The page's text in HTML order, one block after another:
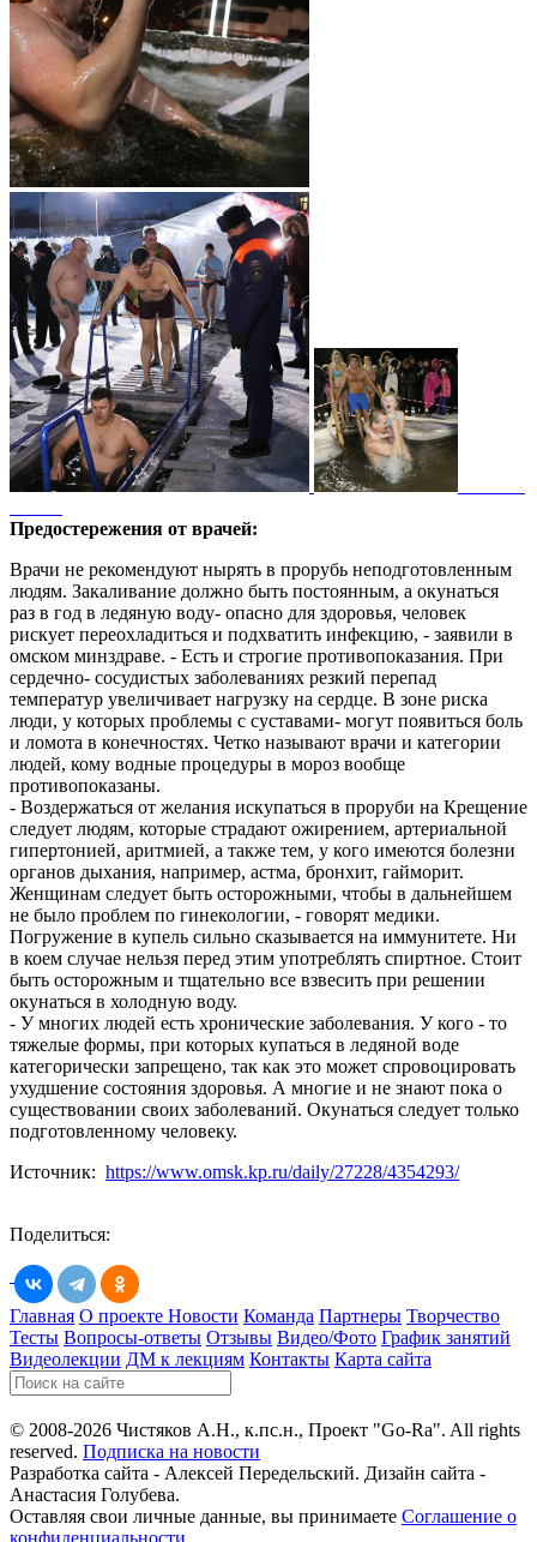
Предостережения от врачей:
Врачи не рекомендуют нырять в прорубь неподготовленным
людям. Закаливание должно быть постоянным, а окунаться
раз в год в ледяную воду- опасно для здоровья, человек
рискует переохладиться и подхватить инфекцию, - заявили в
омском минздраве. - Есть и строгие противопоказания. При
сердечно- сосудистых заболеваниях резкий перепад
температур увеличивает нагрузку на сердце. В зоне риска
люди, у которых проблемы с суставами- могут появиться боль
и ломота в конечностях. Четко называют врачи и категории
людей, кому водные процедуры в мороз вообще
противопоказаны.
- Воздержаться от желания искупаться в проруби на Крещение
следует людям, которые страдают ожирением, артериальной
гипертонией, аритмией, а также тем, у кого имеются болезни
органов дыхания, например, астма, бронхит, гайморит.
Женщинам следует быть осторожными, чтобы в дальнейшем
не было проблем по гинекологии, - говорят медики.
Погружение в купель сильно сказывается на иммунитете. Ни
в коем случае нельзя перед этим употреблять спиртное. Стоит
быть осторожным и тщательно все взвесить при решении
окунаться в холодную воду.
- У многих людей есть хронические заболевания. У кого - то
тяжелые формы, при которых купаться в ледяной воде
категорически запрещено, так как это может спровоцировать
ухудшение состояния здоровья. А многие и не знают пока о
существовании своих заболеваний. Окунаться следует только
подготовленному человеку.
Источник: https://www.omsk.kp.ru/daily/27228/4354293/
Поделиться:
Главная О проекте Новости Команда Партнеры Творчество
Тесты Вопросы-ответы Отзывы Видео/Фото График занятий
Видеолекции ДМ к лекциям Контакты Карта сайта
© 2008-2026 Чистяков А.Н., к.пс.н., Проект "Go-Ra". All rights
reserved. Подписка на новости
Разработка сайта - Алексей Передельский. Дизайн сайта -
Анастасия Голубева.
Оставляя свои личные данные, вы принимаете Соглашение о
конфиденциальности